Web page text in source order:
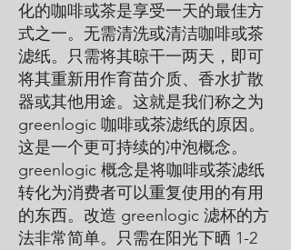
化的咖啡或茶是享受一天的最佳方
式之一。无需清洗或清洁咖啡或茶
滤纸。只需将其晾干一两天，即可
将其重新用作育苗介质、香水扩散
器或其他用途。这就是我们称之为
greenlogic 咖啡或茶滤纸的原因。
这是一个更可持续的冲泡概念。
greenlogic 概念是将咖啡或茶滤纸
转化为消费者可以重复使用的有用
的东西。改造 greenlogic 滤杯的方
法非常简单。只需在阳光下晒 1-2